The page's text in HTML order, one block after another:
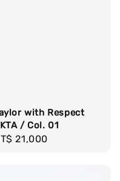
with Respect
/ Col. 01
21,000